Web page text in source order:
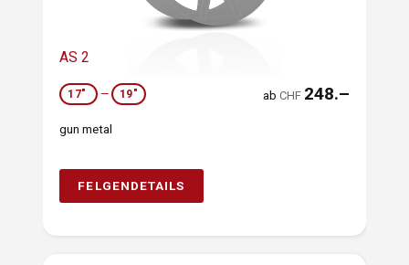
AS 2
17" — 19" abCHF 248.–
gun metal
FELGENDETAILS